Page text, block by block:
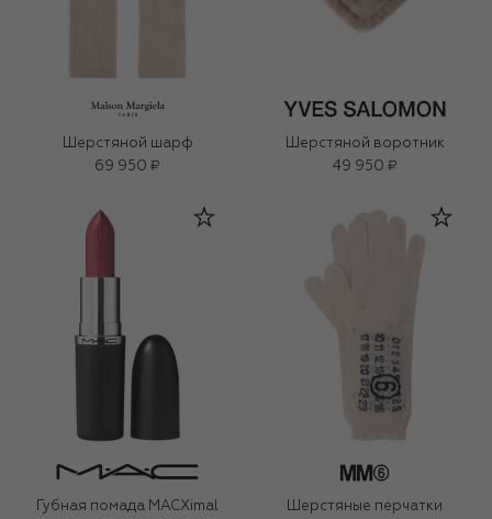
Шерстяной шарф
69 950 ₽
Шерстяной воротник
49 950 ₽
Губная помада MACXimal
Шерстяные перчатки